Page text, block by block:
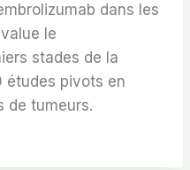
dans les
le
stades de la
études pivots en
de tumeurs.